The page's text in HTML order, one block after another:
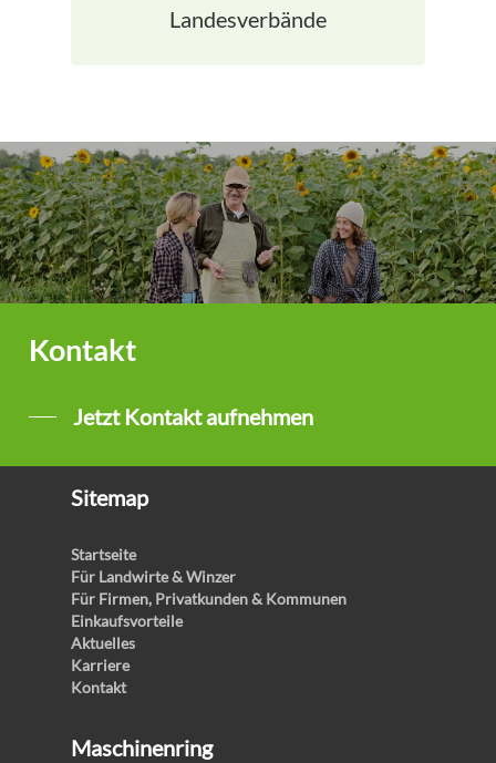
Landesverbände
Kontakt
Jetzt Kontakt aufnehmen
Sitemap
Startseite
Für Landwirte & Winzer
Für Firmen, Privatkunden & Kommunen
Einkaufsvorteile
Aktuelles
Karriere
Kontakt
Maschinenring